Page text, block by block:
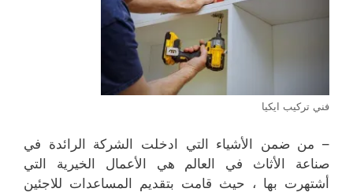
فني تركيب ايكيا
– من ضمن الأشياء التي ادخلت الشركة الرائدة في
صناعة الأثاث في العالم هي الأعمال الخيرية التي
أشتهرت بها ، حيث قامت بتقديم المساعدات للاجئين